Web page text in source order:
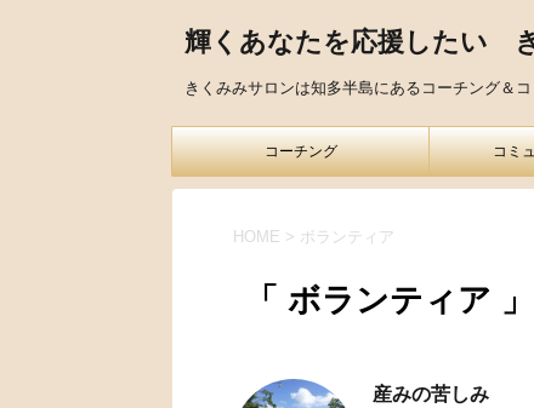
輝くあなたを応援したい
きくみみサロンは知多半島にあるコーチング＆
コーチング コミ
HOME > ボランティア
「 ボランティア
産みの苦しみ